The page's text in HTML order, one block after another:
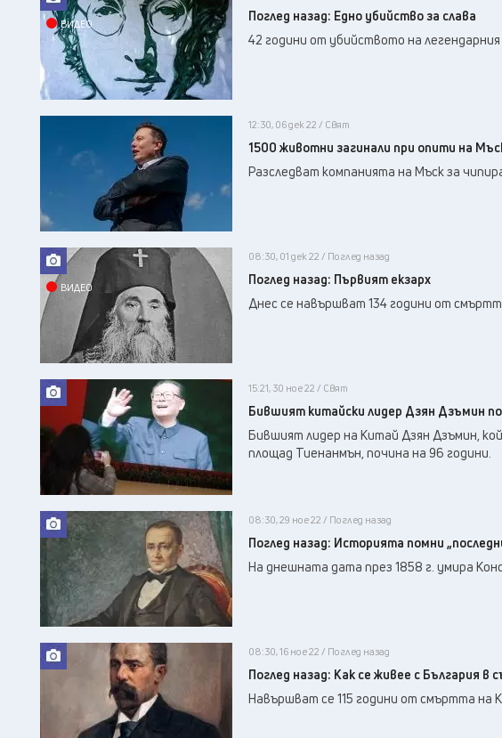
ВИДЕО
Поглед назад: Едно убийство за слава
42 години от убийството на
12:30, 06 дек 22 / Свят
1500 животни загинали при опити на
Разследват компанията на Мъск за
ВИДЕО
08:30, 01 дек 22 / Поглед назад
Поглед назад: Първият екзарх
Днес се навършват 134 години от
15:21, 30 ное 22 / Свят
Бившият китайски лидер Дзян Дзъмин
Бившият лидер на Китай Дзян Дзъмин,
площад Тиенанмън, почина на 96 години.
08:30, 29 ное 22 / Поглед назад
Поглед назад: Историята помни
На днешната дата през 1858 г. умира
08:30, 16 ное 22 / Поглед назад
Поглед назад: Как се живее с България в
Навършват се 115 години от смъртта на